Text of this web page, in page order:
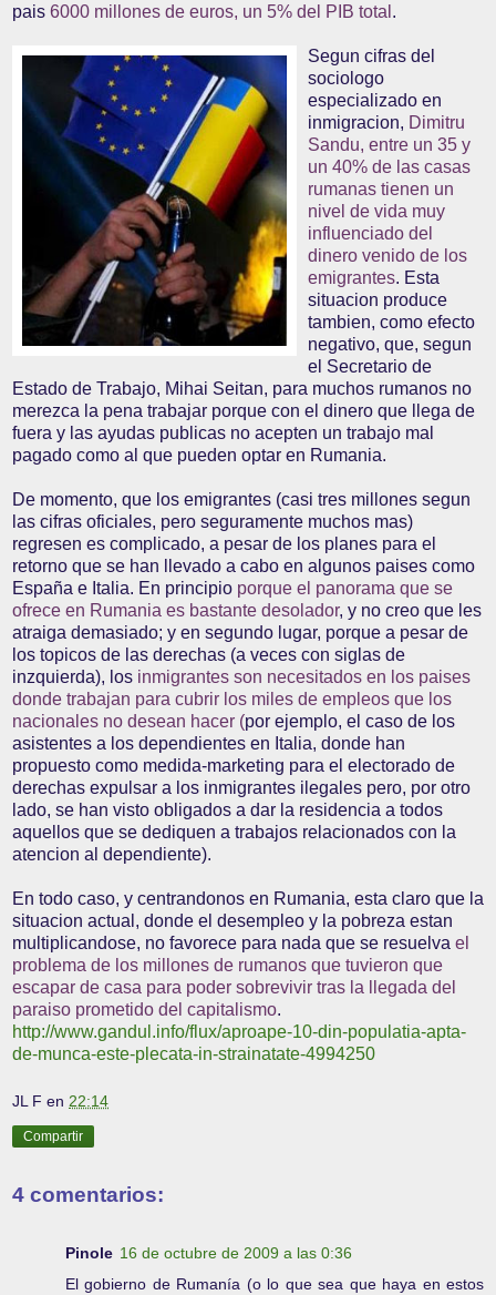
pais 6000 millones de euros, un 5% del PIB total .
Segun cifras del
sociologo
especializado en
inmigracion, Dimitru
Sandu, entre un 35 y
un 40% de las casas
rumanas tienen un
nivel de vida muy
influenciado del
dinero venido de los
emigrantes. Esta
situacion produce
tambien, como efecto
negativo, que, segun
el Secretario de
Estado de Trabajo, Mihai Seitan, para muchos rumanos no
merezca la pena trabajar porque con el dinero que llega de
fuera y las ayudas publicas no acepten un trabajo mal
pagado como al que pueden optar en Rumania.
De momento, que los emigrantes (casi tres millones segun
las cifras oficiales, pero seguramente muchos mas)
regresen es complicado, a pesar de los planes para el
retorno que se han llevado a cabo en algunos paises como
España e Italia. En principio porque el panorama que se
ofrece en Rumania es bastante desolador, y no creo que les
atraiga demasiado; y en segundo lugar, porque a pesar de
los topicos de las derechas (a veces con siglas de
inzquierda), los inmigrantes son necesitados en los paises
donde trabajan para cubrir los miles de empleos que los
nacionales no desean hacer (por ejemplo, el caso de los
asistentes a los dependientes en Italia, donde han
propuesto como medida-marketing para el electorado de
derechas expulsar a los inmigrantes ilegales pero, por otro
lado, se han visto obligados a dar la residencia a todos
aquellos que se dediquen a trabajos relacionados con la
atencion al dependiente).
En todo caso, y centrandonos en Rumania, esta claro que la
situacion actual, donde el desempleo y la pobreza estan
multiplicandose, no favorece para nada que se resuelva el
problema de los millones de rumanos que tuvieron que
escapar de casa para poder sobrevivir tras la llegada del
paraiso prometido del capitalismo.
http://www.gandul.info/flux/aproape-10-din-populatia-apta-
de-munca-este-plecata-in-strainatate-4994250
JL F en 22:14
Compartir
4 comentarios:
Pinole 16 de octubre de 2009 a las 0:36
El gobierno de Rumanía (o lo que sea que haya en estos